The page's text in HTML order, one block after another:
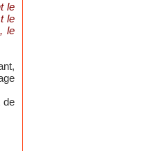
le
le
le
de